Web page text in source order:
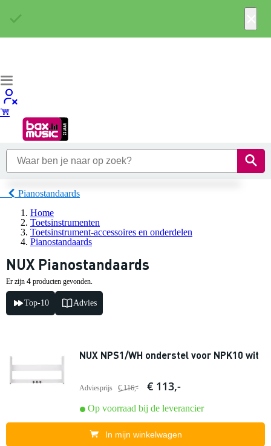
Pianostandaards
Home
Toetsinstrumenten
Toetsinstrument-accessoires en onderdelen
Pianostandaards
NUX Pianostandaards
Er zijn 4 producten gevonden.
Top-10 Advies
NUX NPS1/WH onderstel voor NPK10 wit
Adviesprijs € 116,- € 113,-
Op voorraad bij de leverancier
In mijn winkelwagen